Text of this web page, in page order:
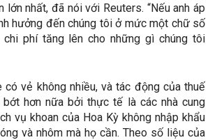
lớn nhất, đã nói với Reuters. “Nếu anh áp
hưởng đến chúng tôi ở mức một chữ số
phí tăng lên cho những gì chúng tôi
vẻ không nhiều, và tác động của thuế
hơn nữa bởi thực tế là các nhà cung
vụ khoan của Hoa Kỳ không nhập khẩu
và nhôm mà họ cần. Theo số liệu của